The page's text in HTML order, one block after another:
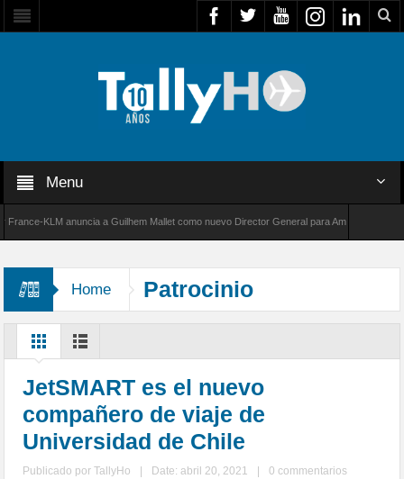
Menu
KLM anuncia a Guilhem Mallet como nuevo Director General para América Latina
Home Patrocinio
JetSMART es el nuevo
compañero de viaje de
Universidad de Chile
Publicado porTallyHo Date: abril 20, 2021
0 commentarios